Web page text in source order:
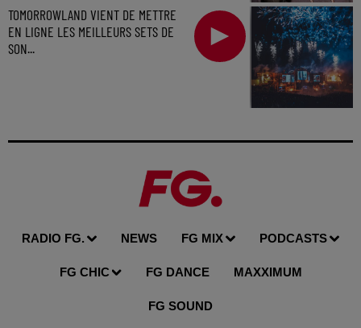
TOMORROWLAND VIENT DE METTRE
EN LIGNE LES MEILLEURS SETS DE
SON...
RADIO FG. NEWS FG MIX PODCASTS
FG CHIC FG DANCE MAXXIMUM
FG SOUND